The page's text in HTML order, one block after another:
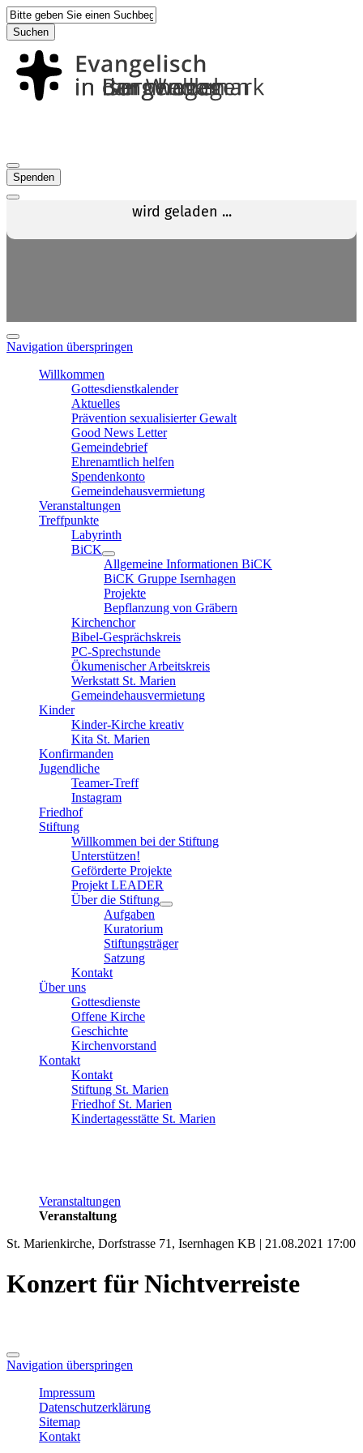
Suchen
Spenden
Navigation überspringen
Willkommen
Gottesdienstkalender
Aktuelles
Prävention sexualisierter Gewalt
Good News Letter
Gemeindebrief
Ehrenamtlich helfen
Spendenkonto
Gemeindehausvermietung
Veranstaltungen
Treffpunkte
Labyrinth
BiCK
Allgemeine Informationen BiCK
BiCK Gruppe Isernhagen
Projekte
Bepflanzung von Gräbern
Kirchenchor
Bibel-Gesprächskreis
PC-Sprechstunde
Ökumenischer Arbeitskreis
Werkstatt St. Marien
Gemeindehausvermietung
Kinder
Kinder-Kirche kreativ
Kita St. Marien
Konfirmanden
Jugendliche
Teamer-Treff
Instagram
Friedhof
Stiftung
Willkommen bei der Stiftung
Unterstützen!
Geförderte Projekte
Projekt LEADER
Über die Stiftung
Aufgaben
Kuratorium
Stiftungsträger
Satzung
Kontakt
Über uns
Gottesdienste
Offene Kirche
Geschichte
Kirchenvorstand
Kontakt
Kontakt
Stiftung St. Marien
Friedhof St. Marien
Kindertagesstätte St. Marien
Veranstaltungen
Veranstaltung
St. Marienkirche, Dorfstrasse 71, Isernhagen KB | 21.08.2021 17:00
Konzert für Nichtverreiste
Navigation überspringen
Impressum
Datenschutzerklärung
Sitemap
Kontakt